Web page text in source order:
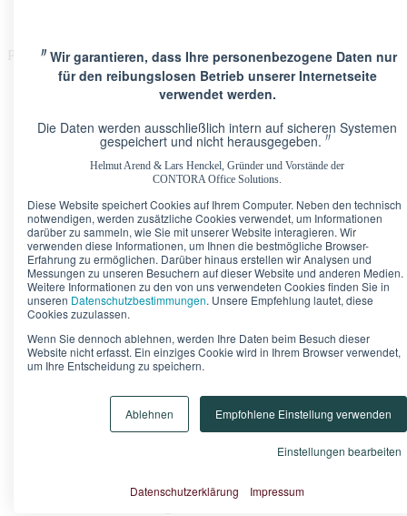
〃Wir garantieren, dass Ihre personenbezogene Daten nur
für den reibungslosen Betrieb unserer Internetseite
verwendet werden.
Die Daten werden ausschließlich intern auf sicheren Systemen
gespeichert und nicht herausgegeben.〃
Helmut Arend & Lars Henckel, Gründer und Vorstände der
CONTORA Office Solutions.
Diese Website speichert Cookies auf Ihrem Computer. Neben den technisch
notwendigen, werden zusätzliche Cookies verwendet, um Informationen
darüber zu sammeln, wie Sie mit unserer Website interagieren. Wir
verwenden diese Informationen, um Ihnen die bestmögliche Browser-
Erfahrung zu ermöglichen. Darüber hinaus erstellen wir Analysen und
Messungen zu unseren Besuchern auf dieser Website und anderen Medien.
Weitere Informationen zu den von uns verwendeten Cookies finden Sie in
unseren Datenschutzbestimmungen. Unsere Empfehlung lautet, diese
Cookies zuzulassen.
Wenn Sie dennoch ablehnen, werden Ihre Daten beim Besuch dieser
Website nicht erfasst. Ein einziges Cookie wird in Ihrem Browser verwendet,
um Ihre Entscheidung zu speichern.
Einstellungen bearbeiten
Empfohlene Einstellung verwenden
Ablehnen
Datenschutzerklärung Impressum
Please Update Your browser
Berlin · Upper West Kurfürstendamm 11
Düsseldorf · Kö-Quartier Breite Straße 22
Frankfurt · Marienturm Taunusanlage 9-10
Frankfurt · TaunusTurm Taunustor 1
Frankfurt · Winx Tower Neue Mainzer Straße 6-10
Hamburg · Alter WallAlter Wall 32
München · Palais an der Oper Maximilianstraße 2
Stuttgart · KronprinzenpalaisKönigstraße 38
BürokonfiguratorUnser Tipp
Konfigurieren Sie nach Ihrem Bedarf Ihr Virtuelles Büro oder